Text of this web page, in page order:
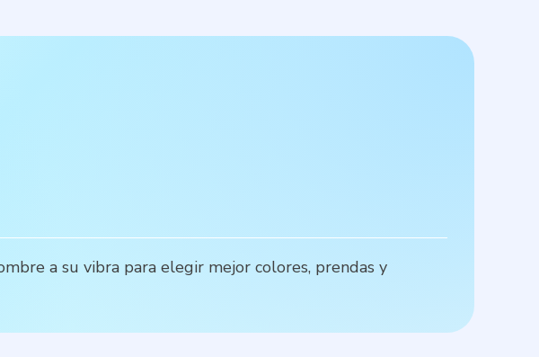
a su vibra para elegir mejor colores, prendas y